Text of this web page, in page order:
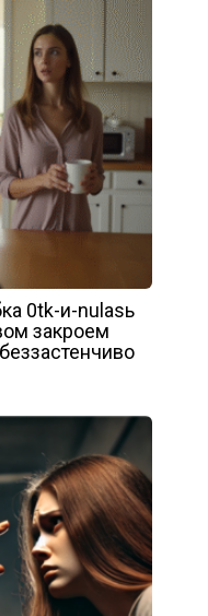
0tk-и-nulаsь
закроем